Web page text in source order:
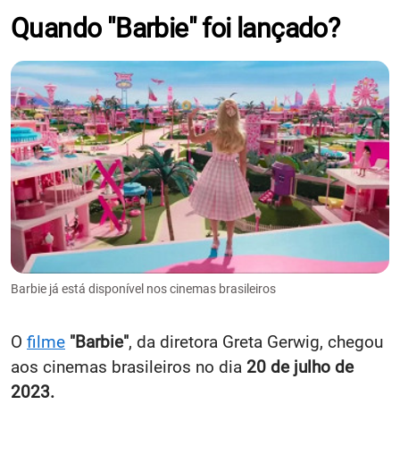
Quando "Barbie" foi lançado?
Barbie já está disponível nos cinemas brasileiros
O filme "Barbie", da diretora Greta Gerwig, chegou
aos cinemas brasileiros no dia 20 de julho de
2023.